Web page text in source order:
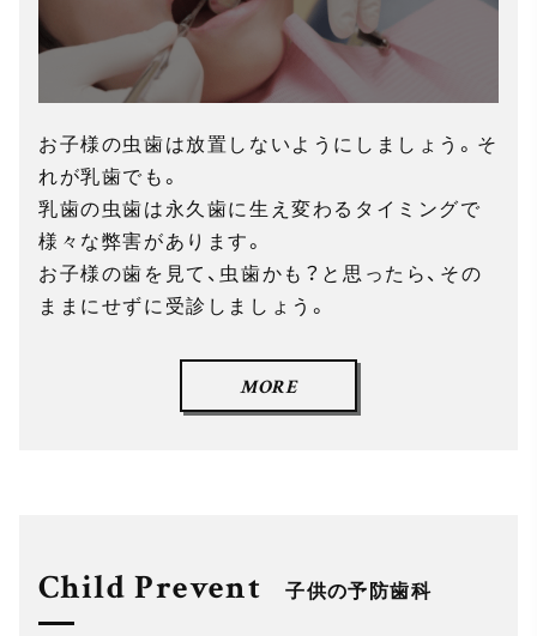
お子様の虫歯は放置しないようにしましょう。そ
れが乳歯でも。
乳歯の虫歯は永久歯に生え変わるタイミングで
様々な弊害があります。
お子様の歯を見て、虫歯かも？と思ったら、その
ままにせずに受診しましょう。
MORE
Child Prevent 子供の予防歯科